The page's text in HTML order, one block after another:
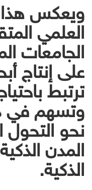
ويعكس هذا
العلمي
الجامعات
على إنتاج
ترتبط
وتسهم في
نحو
المدن
الذكية.